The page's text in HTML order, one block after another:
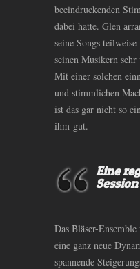
beeindruckenden
dabei hatte. Glen
seine Songs
seinen Musikern
Mit einer solchen
und stimmlichen
ist das gar nicht so
ihm gut.
Eine
Session
Das Bläser-
eine ganz neue
spannende